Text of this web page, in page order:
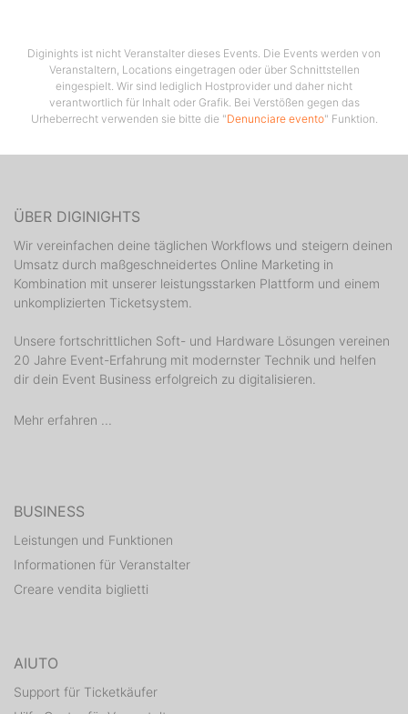
Diginights ist nicht Veranstalter dieses Events. Die Events werden von
Veranstaltern, Locations eingetragen oder über Schnittstellen
eingespielt. Wir sind lediglich Hostprovider und daher nicht
verantwortlich für Inhalt oder Grafik. Bei Verstößen gegen das
Urheberrecht verwenden sie bitte die "Denunciare evento" Funktion.
ÜBER DIGINIGHTS
Wir vereinfachen deine täglichen Workflows und steigern deinen
Umsatz durch maßgeschneidertes Online Marketing in
Kombination mit unserer leistungsstarken Plattform und einem
unkomplizierten Ticketsystem.
Unsere fortschrittlichen Soft- und Hardware Lösungen vereinen
20 Jahre Event-Erfahrung mit modernster Technik und helfen
dir dein Event Business erfolgreich zu digitalisieren.
Mehr erfahren ...
BUSINESS
Leistungen und Funktionen
Informationen für Veranstalter
Creare vendita biglietti
AIUTO
Support für Ticketkäufer